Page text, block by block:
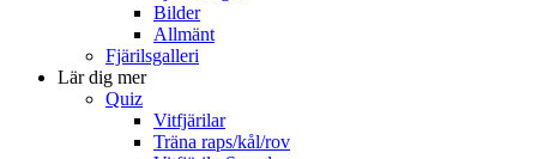
Bilder
Allmänt
Fjärilsgalleri
Lär dig mer
Quiz
Vitfjärilar
Träna raps/kål/rov